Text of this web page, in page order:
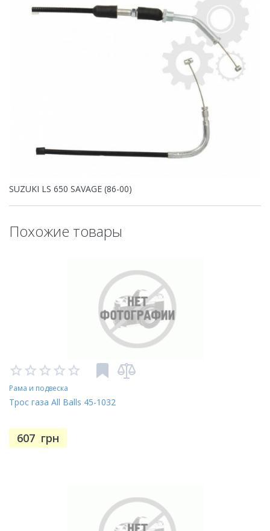
SUZUKI LS 650 SAVAGE (86-00)
Похожие товары
Рама и подвеска
Трос газа All Balls 45-1032
607 грн